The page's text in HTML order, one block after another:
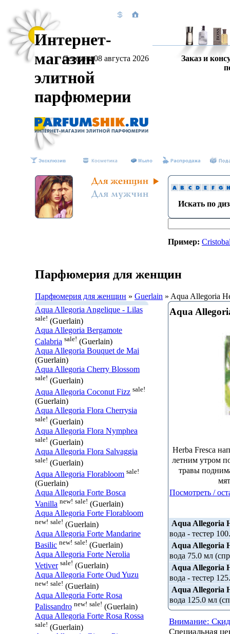
Интернет-
магазин
элитной
парфюмерии
Сегодня 08 августа 2026
Заказ и
Искать по
Пример:
Парфюмерия для женщин
Парфюмерия для женщин » Guerlain » Aqua Allegoria
Aqua Allegoria Angelique - Lilas
sale! (Guerlain)
Aqua Allegoria Bergamote
Calabria sale! (Guerlain)
Aqua Allegoria Bouquet de Mai
(Guerlain)
Aqua Allegoria Cherry Blossom
sale! (Guerlain)
Aqua Allegoria Coconut Fizz sale!
(Guerlain)
Aqua Allegoria Flora Cherrysia
sale! (Guerlain)
Aqua Allegoria Flora Nymphea
sale! (Guerlain)
Aqua Allegoria Flora Salvaggia
sale! (Guerlain)
Aqua Allegoria Florabloom sale!
(Guerlain)
Aqua Allegoria Forte Bosca
Vanilla new! sale! (Guerlain)
Aqua Allegoria Forte Florabloom
new! sale! (Guerlain)
Aqua Allegoria Forte Mandarine
Basilic new! sale! (Guerlain)
Aqua Allegoria Forte Nerolia
Vetiver sale! (Guerlain)
Aqua Allegoria Forte Oud Yuzu
new! sale! (Guerlain)
Aqua Allegoria Forte Rosa
Palissandro new! sale! (Guerlain)
Aqua Allegoria Forte Rosa Rossa
sale! (Guerlain)
Aqua
Herba Fresca
летним утром
травы
Посмотреть /
Aqua Allegoria
вода - тестер
Aqua Allegoria
вода 75.0 мл
Aqua Allegoria
вода - тестер
Aqua Allegoria
вода 125.0 мл
Внимание:
Специальная